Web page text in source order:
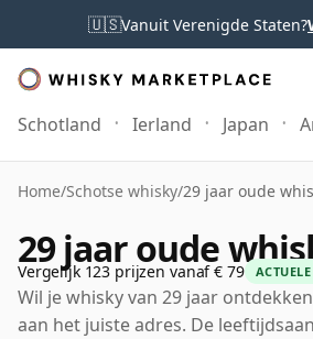
🇺🇸Vanuit Verenigde Staten?
Schotland Ierland Japan
Home/Schotse whisky/29 jaar oude
29 jaar oude
Vergelijk 123 prijzen vanaf € 79
Wil je whisky van 29 jaar
aan het juiste adres. De